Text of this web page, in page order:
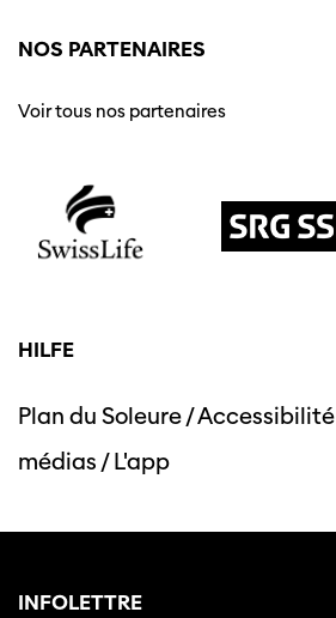
NOS PARTENAIRES
Voir tous nos partenaires
HILFE
Plan du Soleure/Accessibilité
médias /L'app
INFOLETTRE